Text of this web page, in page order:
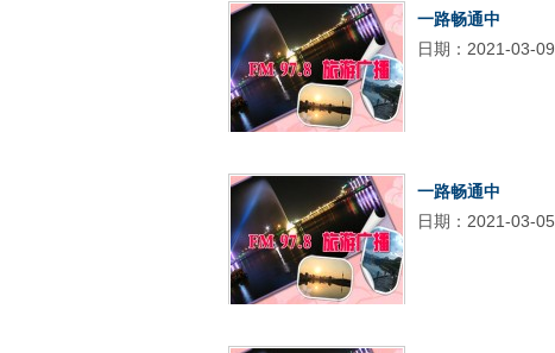
一路畅通中
日期：2021-03-09
一路畅通中
日期：2021-03-05